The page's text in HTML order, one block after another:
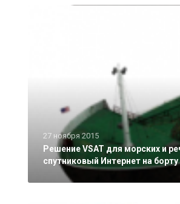
27 ноября 2015
Решение VSAT для морских и
спутниковый Интернет на борту